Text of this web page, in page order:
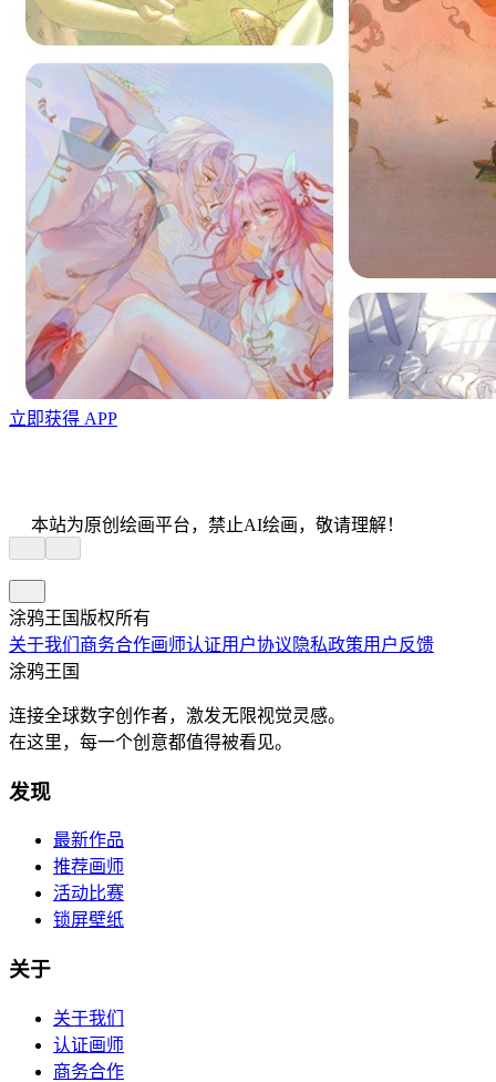
立即获得 APP
本站为原创绘画平台，禁止AI绘画，敬请理解！
涂鸦王国版权所有
关于我们 商务合作画师认证用户协议 隐私政策用户反馈
涂鸦王国
连接全球数字创作者，激发无限视觉灵感。
在这里，每一个创意都值得被看见。
发现
最新作品
推荐画师
活动比赛
锁屏壁纸
关于
关于我们
认证画师
商务合作